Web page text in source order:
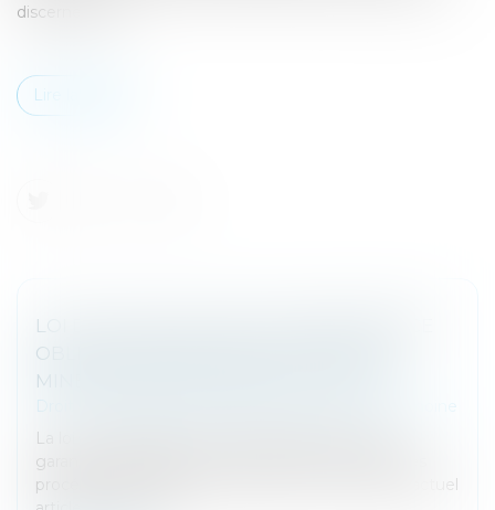
discernement....
Lire la suite
LOI DU 13 JUILLET 2026 : UNE ASSISTANCE
OBLIGATOIRE PAR AVOCAT POUR LES
MINEURS EN ASSISTANCE ÉDUCATIVE
La loi n° 2026-630 du 13 juillet 2026 renforce les
garanties accordées aux mineurs dans le cadre des
procédures d'assistance éducative. Elle modifie l'actuel